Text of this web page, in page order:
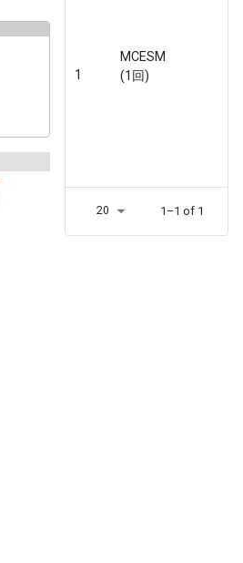
1
MCESM
(1回)
20 1–1 of 1